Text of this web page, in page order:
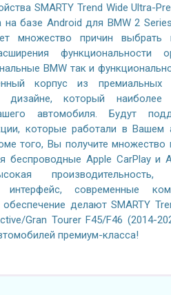
SMARTY Trend Wide Ultra-
базе Android для BMW 2
множество причин выбрать
функциональности
BMW так и
корпус из премиальных
который наиболее
автомобиля. Будут
которые работали в Вашем
того, Вы получите множество
беспроводные Apple CarPlay и
производительность,
интерфейс, современные
делают SMARTY
Gran Tourer F45/F46 (2014-
премиум-класса!